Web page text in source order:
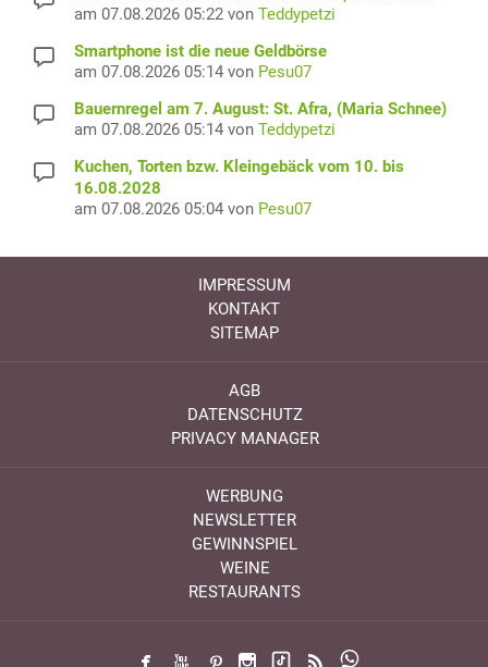
am 07.08.2026 05:22 von Teddypetzi
Smartphone ist die neue Geldbörse
am 07.08.2026 05:14 von Pesu07
Bauernregel am 7. August: St. Afra, (Maria Schnee)
am 07.08.2026 05:14 von Teddypetzi
Kuchen, Torten bzw. Kleingebäck vom 10. bis
16.08.2028
am 07.08.2026 05:04 von Pesu07
IMPRESSUM
KONTAKT
SITEMAP
AGB
DATENSCHUTZ
PRIVACY MANAGER
WERBUNG
NEWSLETTER
GEWINNSPIEL
WEINE
RESTAURANTS